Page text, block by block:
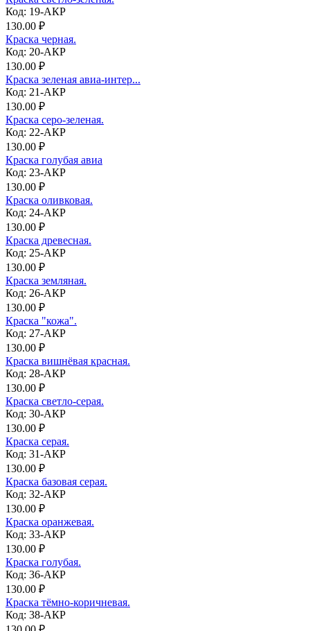
Код: 19-АКР
130.00 ₽
Краска черная.
Код: 20-АКР
130.00 ₽
Краска зеленая авиа-интер...
Код: 21-АКР
130.00 ₽
Краска серо-зеленая.
Код: 22-АКР
130.00 ₽
Краска голубая авиа
Код: 23-АКР
130.00 ₽
Краска оливковая.
Код: 24-АКР
130.00 ₽
Краска древесная.
Код: 25-АКР
130.00 ₽
Краска земляная.
Код: 26-АКР
130.00 ₽
Краска "кожа".
Код: 27-АКР
130.00 ₽
Краска вишнёвая красная.
Код: 28-АКР
130.00 ₽
Краска светло-серая.
Код: 30-АКР
130.00 ₽
Краска серая.
Код: 31-АКР
130.00 ₽
Краска базовая серая.
Код: 32-АКР
130.00 ₽
Краска оранжевая.
Код: 33-АКР
130.00 ₽
Краска голубая.
Код: 36-АКР
130.00 ₽
Краска тёмно-коричневая.
Код: 38-АКР